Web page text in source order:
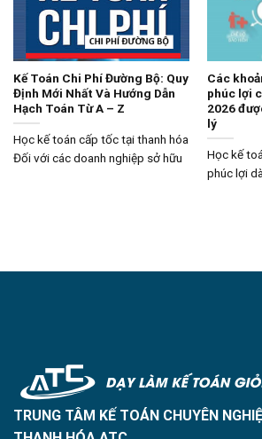
Kế Toán Chi Phí Đường Bộ: Quy
Định Mới Nhất Và Hướng Dẫn
Hạch Toán Từ A – Z
Học kế toán cấp tốc tại thanh hóa
Đối với các doanh nghiệp sở hữu
Các
phúc lợi
2026
lý
Học kế
phúc lợi
TRUNG TÂM KẾ TOÁN CHUYÊN